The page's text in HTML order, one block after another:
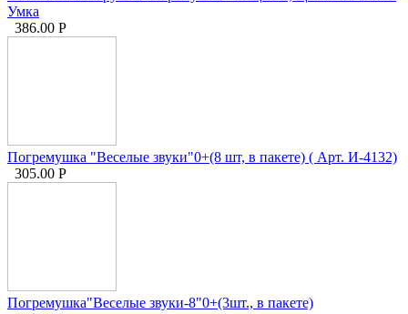
Умка
386.00 Р
Погремушка "Веселые звуки"0+(8 шт, в пакете) ( Арт. И-4132)
305.00 Р
Погремушка"Веселые звуки-8"0+(3шт., в пакете)